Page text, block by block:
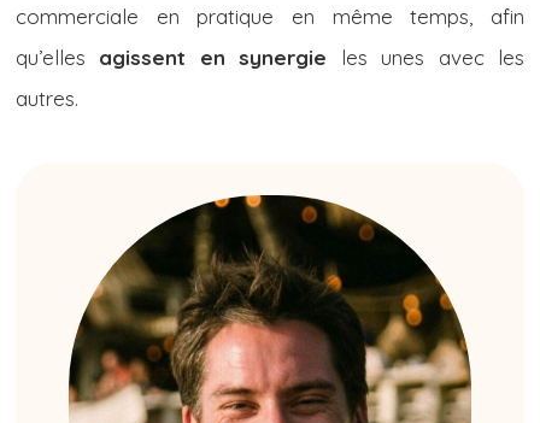
commerciale en pratique en même temps, afin
qu’elles agissent en synergie les unes avec les
autres.